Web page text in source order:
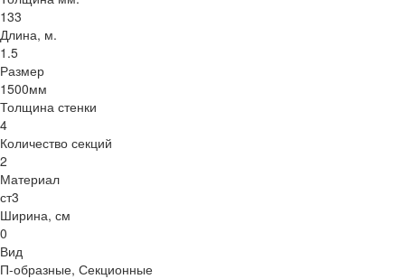
133
Длина, м.
1.5
Размер
1500мм
Толщина стенки
4
Количество секций
2
Материал
ст3
Ширина, см
0
Вид
П-образные, Секционные